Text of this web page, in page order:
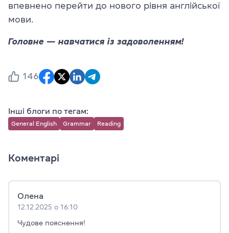
впевнено перейти до нового рівня англійської
мови.
Головне — навчатися із задоволенням!
146
Інші блоги по тегам:
General English Grammar Reading
Коментарі
Олена
12.12.2025 о 16:10
Чудове пояснення!